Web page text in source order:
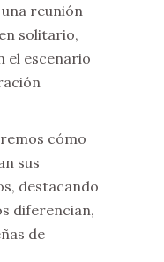
reunión
solitario,
el escenario
cómo
sus
destacando
diferencian,
de